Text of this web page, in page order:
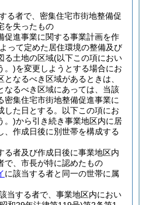
る者で、密集住宅市街地整備促
を失ったもの
促進事業に関する事業計画を作
って定めた居住環境の整備及び
る土地の区域(以下この項におい
。)を変更しようとする場合にお
なるべき区域があるときは、
なるべき区域にあっては、当該
密集住宅市街地整備促進事業に
した日とする。以下この項にお
。)から引き続き事業地区内に居
、作成日後に別世帯を構成する
る者及び作成日後に事業地区内
で、市長が特に認めたもの
に該当する者と同一の世帯に属
当する者で、事業地区内におい